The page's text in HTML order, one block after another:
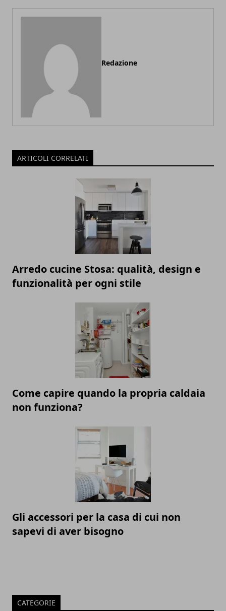
Redazione
ARTICOLI CORRELATI
Arredo cucine Stosa: qualità, design e
funzionalità per ogni stile
Come capire quando la propria caldaia
non funziona?
Gli accessori per la casa di cui non
sapevi di aver bisogno
CATEGORIE